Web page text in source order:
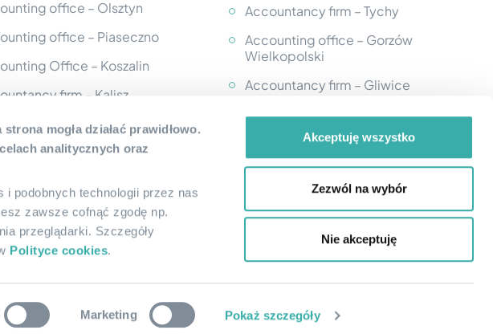
mogła działać prawidłowo.
analitycznych oraz
i podobnych technologii przez nas
zawsze cofnąć zgodę np.
przeglądarki. Szczegóły
Polityce cookies.
Marketing Pokaż szczegóły
Akceptuję wszystko
Zezwól na wybór
Nie akceptuję
office – Olsztyn
office – Piaseczno
Office – Koszalin
firm – Kalisz
office - Słupsk
office - Mińsk
firm – Ostrów
office - Rzeszów
Accountancy firm – Tychy
Accounting office – Gorzów
Wielkopolski
Accountancy firm – Gliwice
Accounting office - Kutno
Accountancy firm – Krosno
Accounting Office - Płock
Accounting Office – Nowy Dwór
Mazowiecki